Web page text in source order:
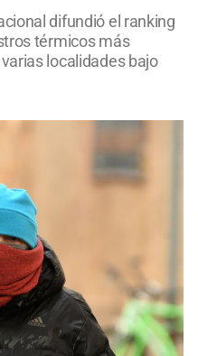
difundió el ranking
térmicos más
localidades bajo